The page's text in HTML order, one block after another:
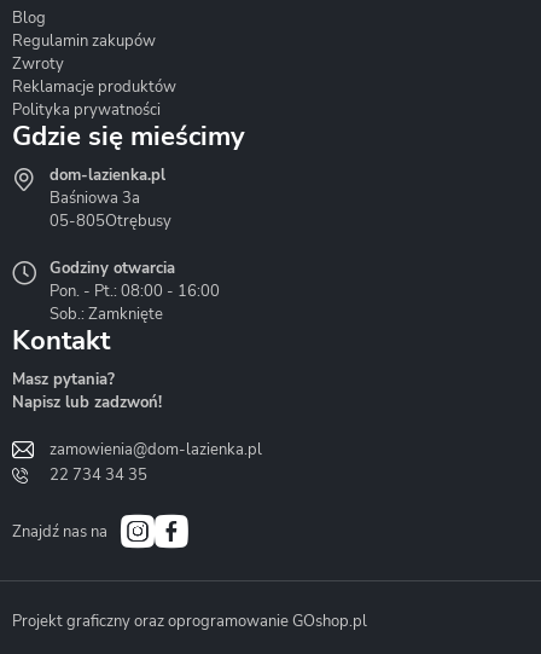
Hydrostop
Liveno
Bath&Spa
Blog
Regulamin zakupów
Zwroty
Reklamacje produktów
Polityka prywatności
Gdzie się mieścimy
dom-lazienka.pl
Baśniowa 3a
05-805Otrębusy
Godziny otwarcia
Pon. - Pt.: 08:00 - 16:00
Sob.: Zamknięte
Kontakt
Masz pytania?
Napisz lub zadzwoń!
zamowienia@dom-lazienka.pl
22 734 34 35
Znajdź nas na
Projekt graficzny oraz oprogramowanie GOshop.pl